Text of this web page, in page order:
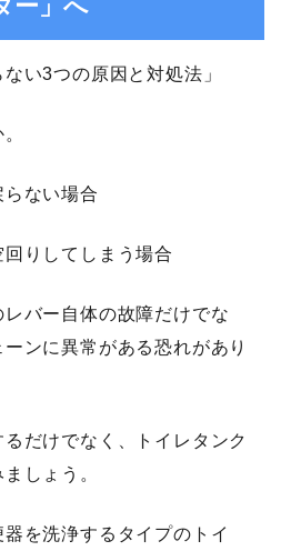
ー」へ
い3つの原因と対処法」
らない場合
回りしてしまう場合
レバー自体の故障だけでな
ンに異常がある恐れがあり
だけでなく、トイレタンク
しょう。
器を洗浄するタイプのトイ